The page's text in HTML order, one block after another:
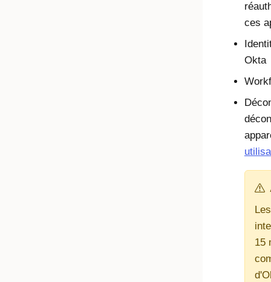
ces
Okta
15
d'